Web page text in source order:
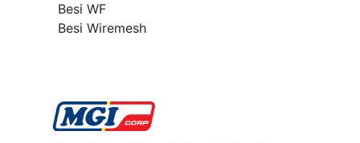
Besi WF
Besi Wiremesh